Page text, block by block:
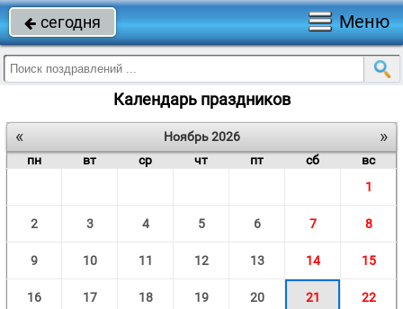
 сегодня Меню
Календарь праздников
« »
Ноябрь 2026
пн
вт ср чт пт сб
вс
1
2 3 4 5 6 7 8
9 10 11 12 13 14 15
16 17 18 19 20 21 22